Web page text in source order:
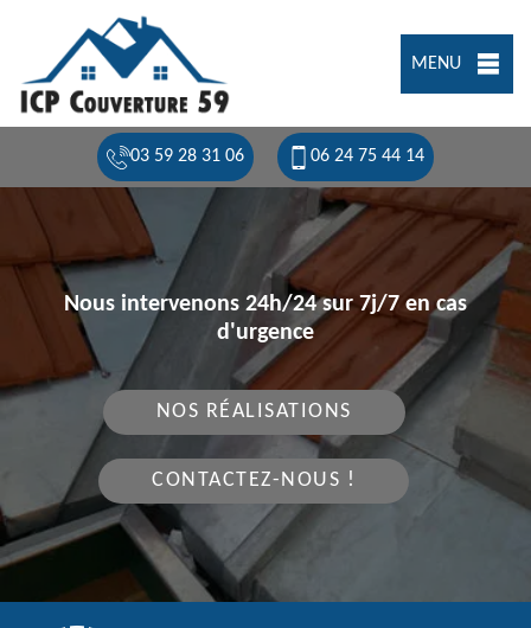
MENU
03 59 28 31 06 06 24 75 44 14
Nous intervenons 24h/24 sur 7j/7 en cas
d'urgence
NOS RÉALISATIONS
CONTACTEZ-NOUS !